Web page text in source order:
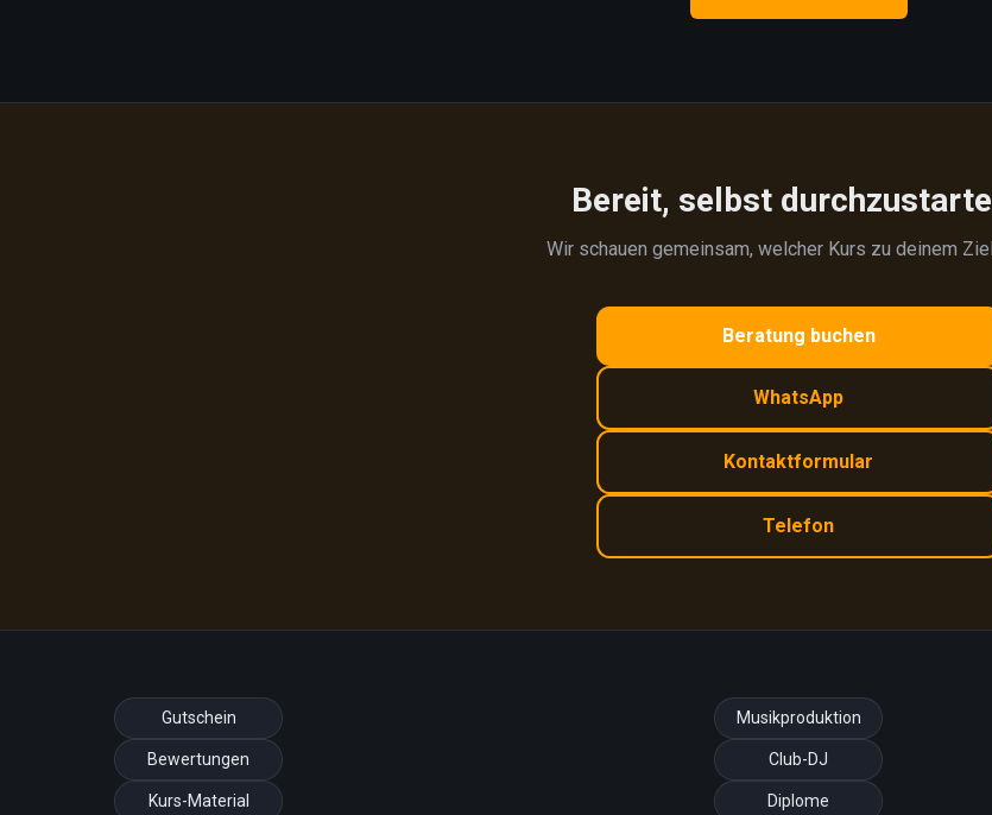
Bereit, selbst
Wir schauen gemeinsam, welcher Kurs zu deinem
Beratung buchen
WhatsApp
Kontaktformular
Telefon
Gutschein
Bewertungen
Kurs-Material
Musikproduktion
Club-DJ
Diplome